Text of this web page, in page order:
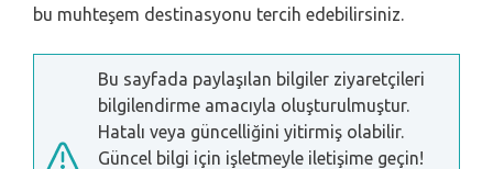
bu muhteşem destinasyonu tercih edebilirsiniz.
Bu sayfada paylaşılan bilgiler ziyaretçileri
bilgilendirme amacıyla oluşturulmuştur.
Hatalı veya güncelliğini yitirmiş olabilir.
Güncel bilgi için işletmeyle iletişime geçin!